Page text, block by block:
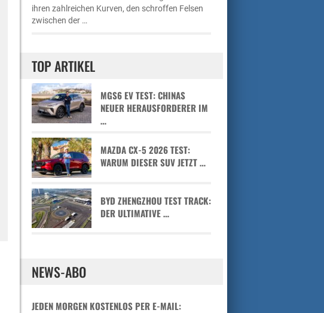
ihren zahlreichen Kurven, den schroffen Felsen
zwischen der …
TOP ARTIKEL
MGS6 EV TEST: CHINAS
NEUER HERAUSFORDERER IM
…
MAZDA CX-5 2026 TEST:
WARUM DIESER SUV JETZT …
BYD ZHENGZHOU TEST TRACK:
DER ULTIMATIVE …
NEWS-ABO
JEDEN MORGEN KOSTENLOS PER E-MAIL: